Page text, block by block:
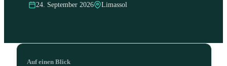
24. September 2026 Limassol
Auf einen Blick